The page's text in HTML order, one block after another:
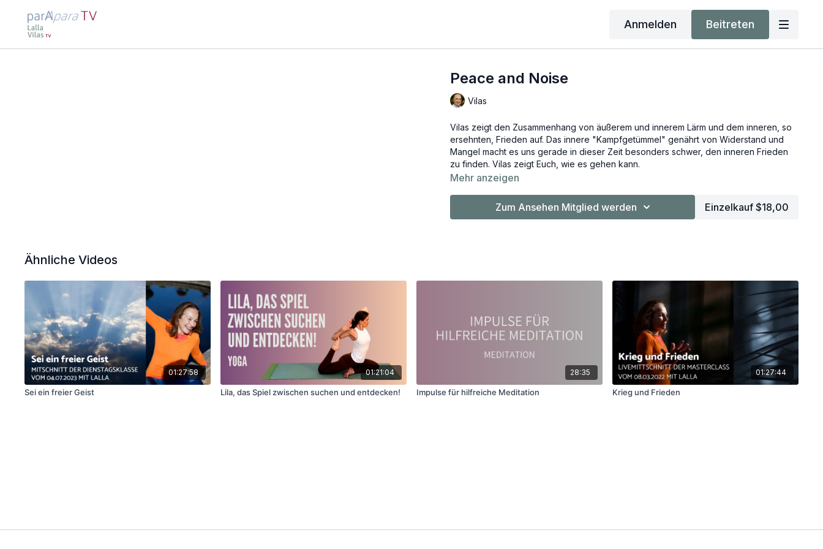
Anmelden Beitreten
Peace and Noise
Vilas
Vilas zeigt den Zusammenhang von äußerem und innerem Lärm und dem inneren, so
ersehnten, Frieden auf. Das innere "Kampfgetümmel" genährt von Widerstand und
Mangel macht es uns gerade in dieser Zeit besonders schwer, den inneren Frieden
zu finden. Vilas zeigt Euch, wie es gehen kann.
Mehr anzeigen
Zum Ansehen Mitglied werden Einzelkauf $18,00
Ähnliche Videos
01:27:58
Sei ein freier Geist
01:21:04
Lila, das Spiel zwischen suchen und entdecken!
28:35
Impulse für hilfreiche Meditation
01:27:44
Krieg und Frieden